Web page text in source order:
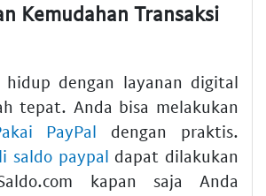
Kemudahan Transaksi
hidup dengan layanan digital
tepat. Anda bisa melakukan
PayPal dengan praktis.
saldo paypal dapat dilakukan
kapan saja Anda